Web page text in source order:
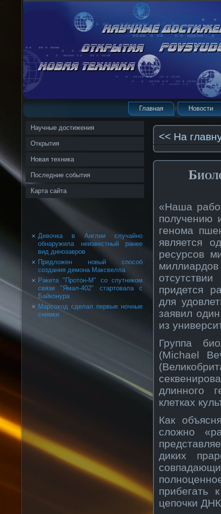
Главная Новости
Научные достижения
Открытия
Новая техника
Последние события
Карта сайта
Девочка в Англии случайно
обнаружила неизвестный ранее
вид динозавров
Предложен новый способ
создания демона Максвелла
Ракета "Протон-М" со спутником
связи "Ямал-402" стартовала с
Байконура
Марсоход сделал первые ночные
снимки
<< На
«Наша
получению
генома
является
ресурсов
придется
для
заявил
из
Группа
(Michael
длинного
клетках
Как
сложно
диких
прибегать
цепочки